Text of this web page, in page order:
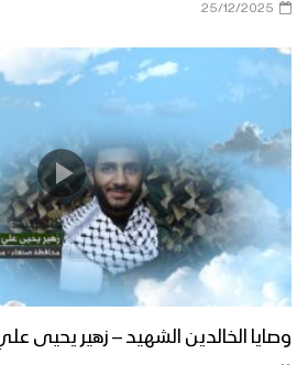
25/12/2025
وصايا الخالدين الشهيد – زهير يحيى